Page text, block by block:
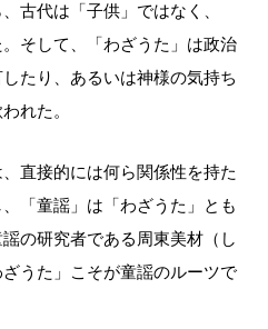
古代は「子供」ではなく、
。そして、「わざうた」は政治
たり、あるいは神様の気持ち
れた。
直接的には何ら関係性を持た
「童謡」は「わざうた」とも
の研究者である周東美材（し
うた」こそが童謡のルーツで